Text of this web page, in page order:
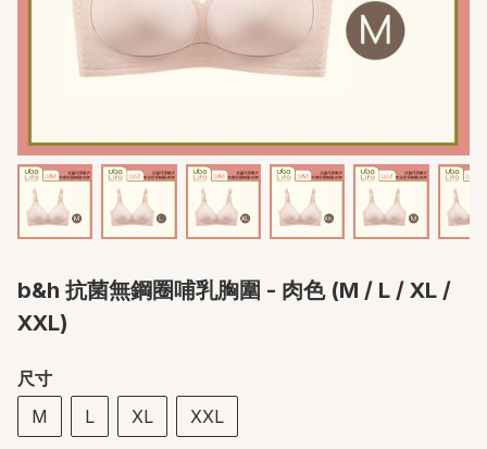
b&h 抗菌無鋼圈哺乳胸圍 - 肉色 (M / L / XL /
XXL)
尺寸
M
L XL XXL